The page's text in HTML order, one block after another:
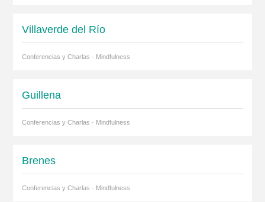
Villaverde del Río
Conferencias y Charlas · Mindfulness
Guillena
Conferencias y Charlas · Mindfulness
Brenes
Conferencias y Charlas · Mindfulness